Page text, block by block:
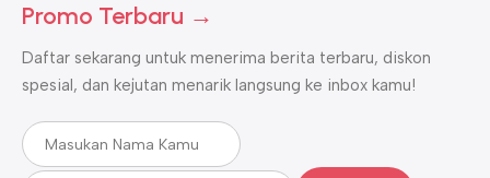
Promo Terbaru →
Daftar sekarang untuk menerima berita terbaru, diskon
spesial, dan kejutan menarik langsung ke inbox kamu!